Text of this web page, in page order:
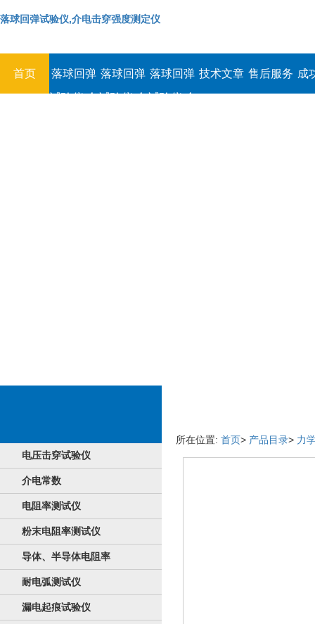
落球回弹试验仪,介电击穿强度测定仪
首页
落球回弹
试验仪,介
落球回弹
试验仪,介
落球回弹
试验仪,介
技术文章 售后服务 成
电压击穿试验仪
介电常数
电阻率测试仪
粉末电阻率测试仪
导体、半导体电阻率
耐电弧测试仪
漏电起痕试验仪
所在位置: 首页> 产品目录> 力